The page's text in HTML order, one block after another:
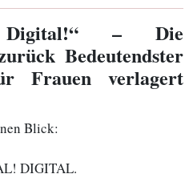
– Die
Bedeutendster
Frauen verlagert
Blick:
DIGITAL.